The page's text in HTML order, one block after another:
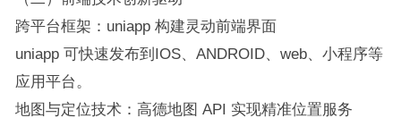
跨平台框架：uniapp 构建灵动前端界面
uniapp 可快速发布到IOS、ANDROID、web、小程序等
应用平台。
地图与定位技术：高德地图 API 实现精准位置服务